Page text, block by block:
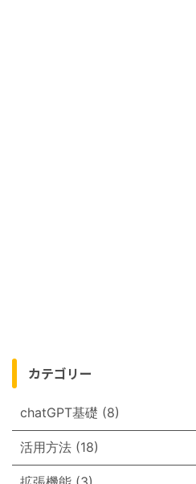
カテゴリー
chatGPT基礎 (8)
活用方法 (18)